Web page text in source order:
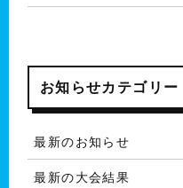
お知らせカテゴリー
最新のお知らせ
最新の大会結果